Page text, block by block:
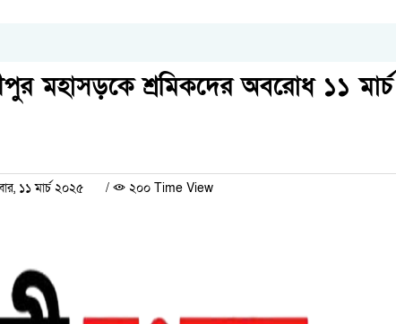
মহাসড়কে শ্রমিকদের অবরোধ ১১ মার্চ
১১ মার্চ ২০২৫ / ২০০ Time View